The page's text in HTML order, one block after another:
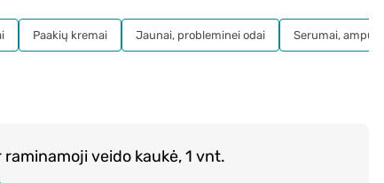
raminamoji veido kaukė, 1 vnt.
Paakių kremai Jaunai, probleminei odai Serumai, ampulės